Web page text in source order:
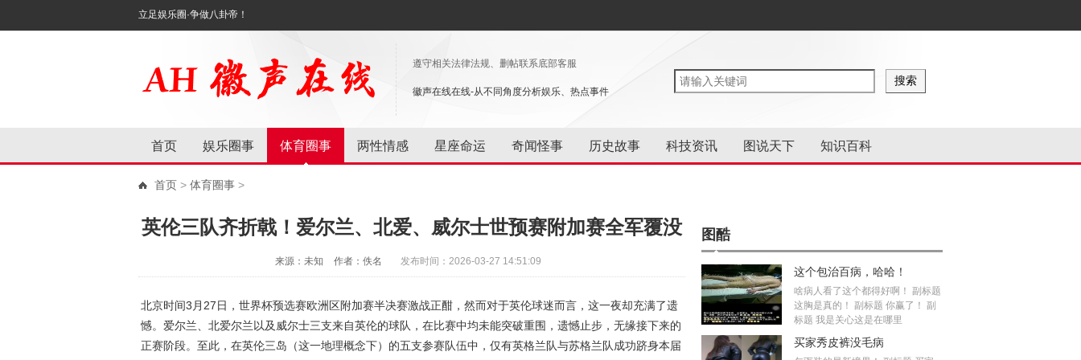
立足娱乐圈·争做八卦帝！
遵守相关法律法规、删帖联系底部客服
徽声在线在线-从不同角度分析娱乐、热点事件
首页 娱乐圈事 体育圈事 两性情感 星座命运 奇闻怪事 历史故事 科技资讯 图说天下 知识百科
首页 > 体育圈事 >
英伦三队齐折戟！爱尔兰、北爱、威尔士世预赛附加赛全军覆没
来源：未知 作者：佚名 发布时间：2026-03-27 14:51:09
北京时间3月27日，世界杯预选赛欧洲区附加赛半决赛激战正酣，然而对于英伦球迷而言，这一夜却充满了遗
憾。爱尔兰、北爱尔兰以及威尔士三支来自英伦的球队，在比赛中均未能突破重围，遗憾止步，无缘接下来的
正赛阶段。至此，在英伦三岛（这一地理概念下）的五支参赛队伍中，仅有英格兰队与苏格兰队成功跻身本届
图酷
这个包治百病，哈哈！
啥病人看了这个都得好啊！ 副标题
这胸是真的！ 副标题 你赢了！ 副
标题 我是关心这是在哪里
买家秀皮裤没毛病